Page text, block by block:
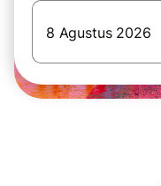
8 Agustus 2026